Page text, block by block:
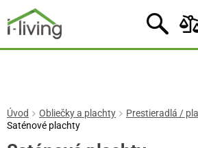
Úvod Obliečky a plachty
Prestieradlá /
Saténové plachty